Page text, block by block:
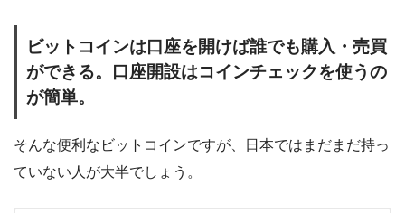
ビットコインは口座を開けば誰でも購入・売買
ができる。口座開設はコインチェックを使うの
が簡単。
そんな便利なビットコインですが、日本ではまだまだ持っ
ていない人が大半でしょう。